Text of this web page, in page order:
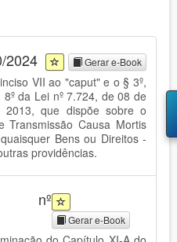
2024 Gerar e-Book
VII ao "caput" e o § 3º,
da Lei nº 7.724, de 08 de
2013, que dispõe sobre o
Transmissão Causa Mortis
Bens ou Direitos -
providências.
nº
Gerar e-Book